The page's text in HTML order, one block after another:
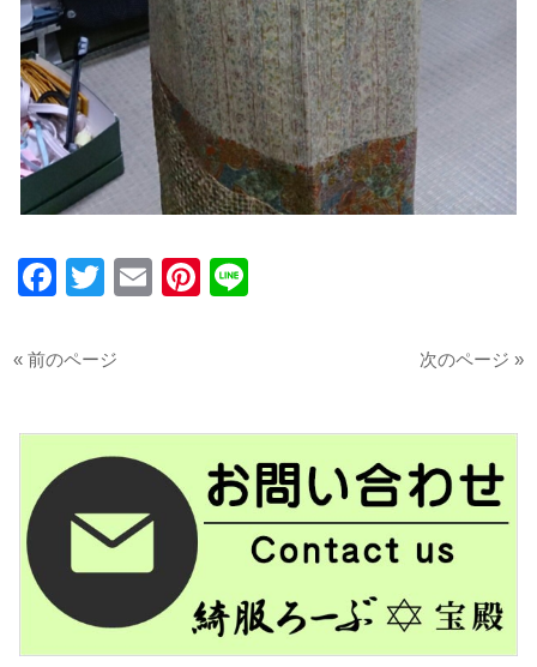
Facebook
Twitter
EmailPinterest
« 前のページ 次のページ »